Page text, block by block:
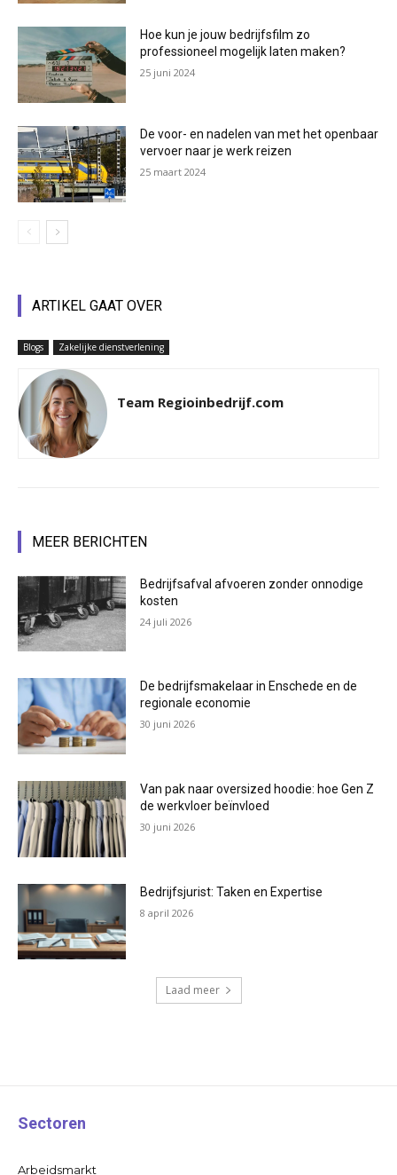
Hoe kun je jouw bedrijfsfilm zo
professioneel mogelijk laten maken?
25 juni 2024
De voor- en nadelen van met het openbaar
vervoer naar je werk reizen
25 maart 2024
ARTIKEL GAAT OVER
Blogs Zakelijke dienstverlening
Team Regioinbedrijf.com
MEER BERICHTEN
Bedrijfsafval afvoeren zonder onnodige
kosten
24 juli 2026
De bedrijfsmakelaar in Enschede en de
regionale economie
30 juni 2026
Van pak naar oversized hoodie: hoe Gen Z
de werkvloer beïnvloed
30 juni 2026
Bedrijfsjurist: Taken en Expertise
8 april 2026
Laad meer
Sectoren
Arbeidsmarkt